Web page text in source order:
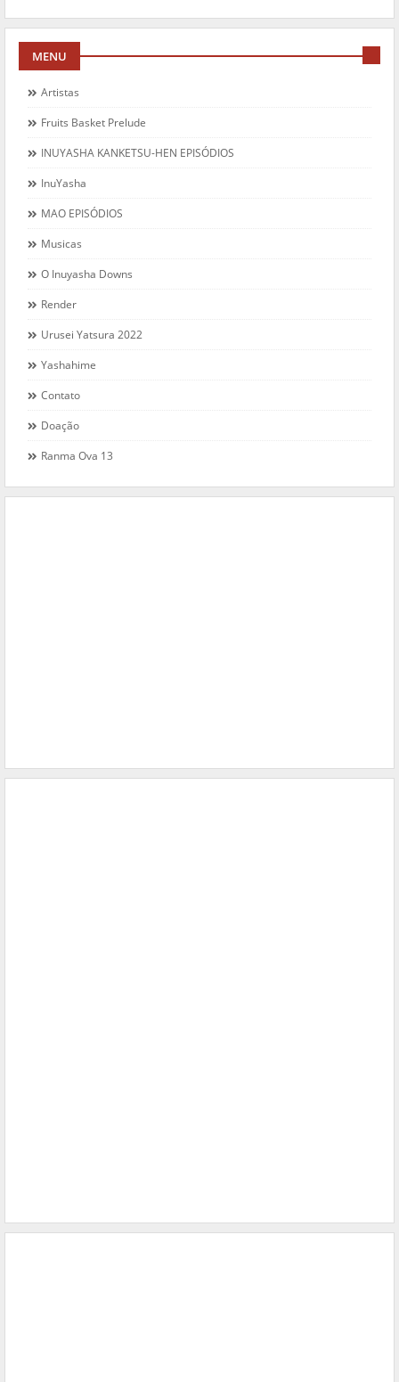
MENU
Artistas
Fruits Basket Prelude
INUYASHA KANKETSU-HEN EPISÓDIOS
InuYasha
MAO EPISÓDIOS
Musicas
O Inuyasha Downs
Render
Urusei Yatsura 2022
Yashahime
Contato
Doação
Ranma Ova 13